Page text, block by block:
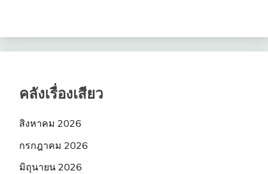
คลังเรื่องเสียว
สิงหาคม 2026
กรกฎาคม 2026
มิถุนายน 2026